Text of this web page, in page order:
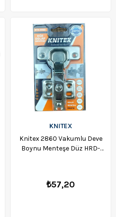
KNITEX
Knitex 2860 Vakumlu Deve
Boynu Menteşe Düz HRD-
₺57,20